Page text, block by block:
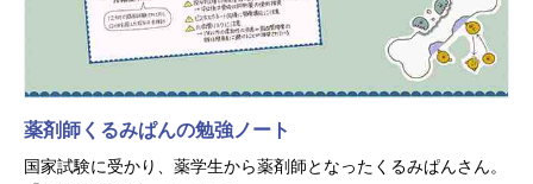
薬剤師くるみぱんの勉強ノート
国家試験に受かり、薬学生から薬剤師となったくるみぱんさん。